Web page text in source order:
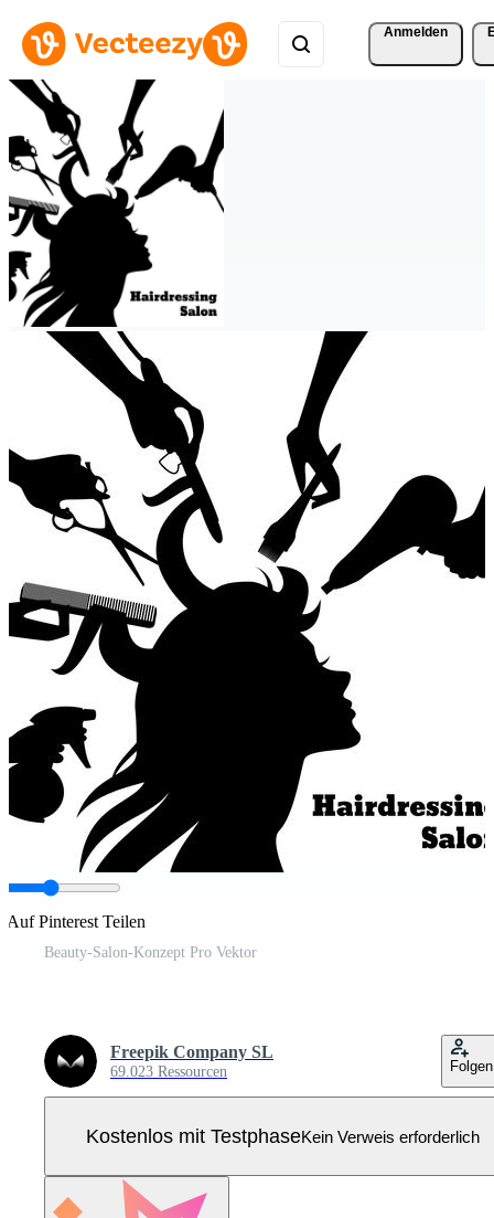
Anmelden
Auf Pinterest Teilen
Beauty-Salon-Konzept Pro Vektor
Freepik Company SL
69.023 Ressourcen Folgen
Kostenlos mit TestphaseKein Verweis erforderlich